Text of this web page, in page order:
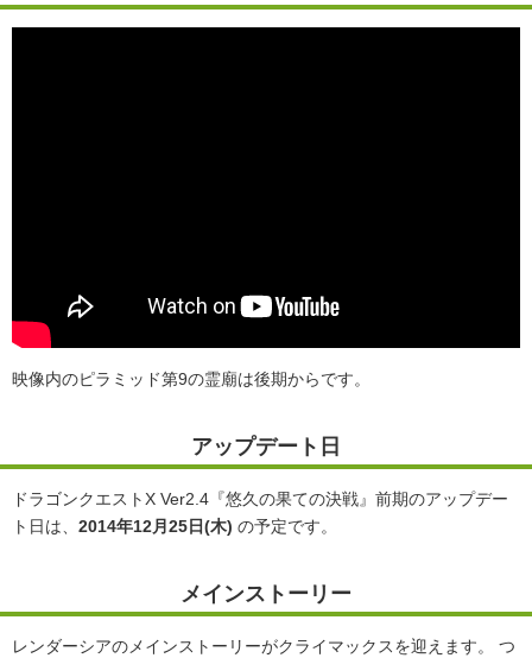
映像内のピラミッド第9の霊廟は後期からです。
アップデート日
ドラゴンクエストX Ver2.4『悠久の果ての決戦』前期のアップデー
ト日は、 2014年12月25日(木) の予定です。
メインストーリー
レンダーシアのメインストーリーがクライマックスを迎えます。 つ